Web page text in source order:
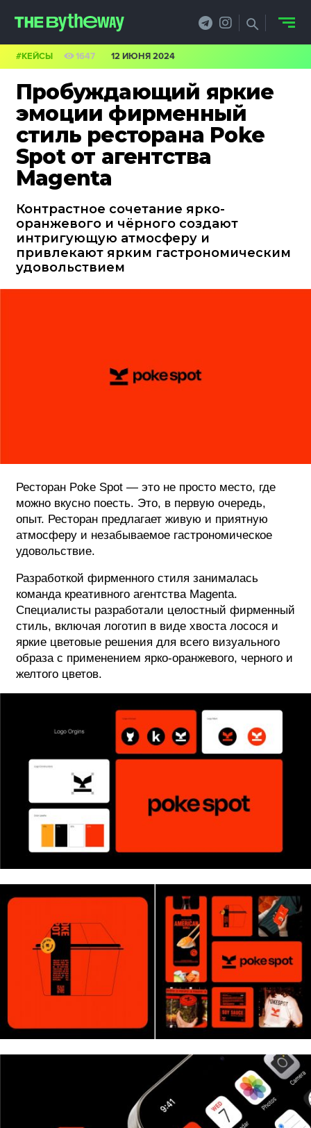
Пробуждающий яркие
эмоции фирменный
стиль ресторана Poke
Spot от агентства
Magenta
Контрастное сочетание ярко-
оранжевого и чёрного создают
интригующую атмосферу и
привлекают ярким гастрономическим
удовольствием
#КЕЙСЫ 1647 12 ИЮНЯ 2024
Ресторан Poke Spot — это не просто место, где
можно вкусно поесть. Это, в первую очередь,
опыт. Ресторан предлагает живую и приятную
атмосферу и незабываемое гастрономическое
удовольствие.
Разработкой фирменного стиля занималась
команда креативного агентства Magenta.
Специалисты разработали целостный фирменный
стиль, включая логотип в виде хвоста лосося и
яркие цветовые решения для всего визуального
образа с применением ярко-оранжевого, черного и
желтого цветов.
НОВОСТИ
PRO.ОБЗОР
КЕЙСЫ
ФИЛОСОФИЯ
БИЗНЕС И
ТЕХНОЛОГИИ
ФЕСТИВАЛИ
ТИПОГРАФИКА
ИСТОРИИ БРЕНДОВ